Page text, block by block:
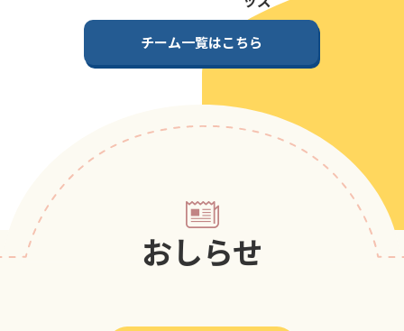
ポップアスリートカップ
ポップアスリートカップ
ポップアスリートカップ
チーム一覧はこちら
おしらせ